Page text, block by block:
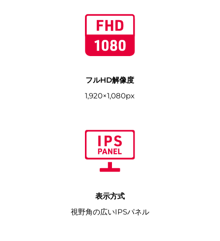
フルHD解像度
1,920×1,080px
表示方式
視野角の広いIPSパネル